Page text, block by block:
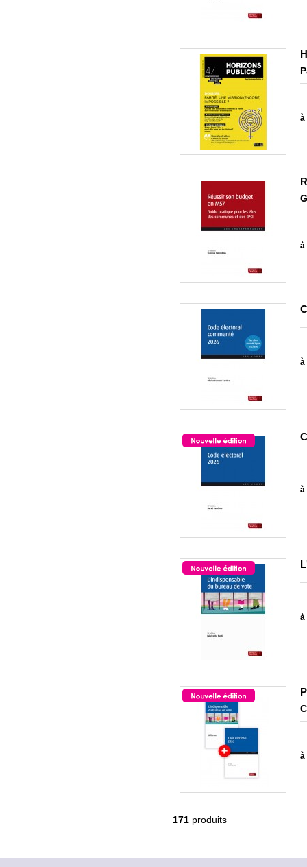
à
à
à
à
à
à
171 produits